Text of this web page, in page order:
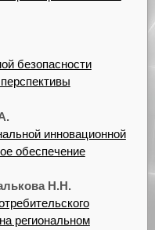
безопасности
инновационной
обеспечение
Н.Н.
региональном